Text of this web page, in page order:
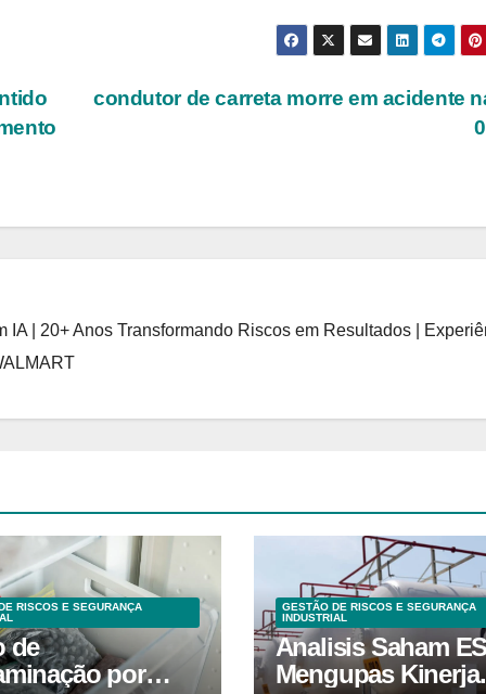
condutor de carreta morre em acidente
| 20+ Anos Transformando Riscos em Resultados |
RISCOS E SEGURANÇA
de
por
GESTÃO DE RISCOS E SEGURANÇA
INDUSTRIAL
Analisis Saham
Mengupas Kinerja